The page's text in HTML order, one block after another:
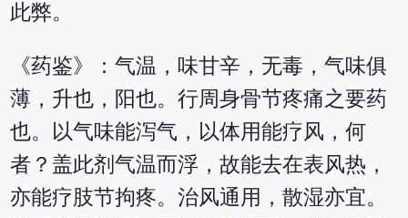
此弊。
《药鉴》：气温，味甘辛，无毒，气味俱
薄，升也，阳也。行周身骨节疼痛之要药
也。以气味能泻气，以体用能疗风，何
者？盖此剂气温而浮，故能去在表风热，
亦能疗肢节拘疼。治风通用，散湿亦宜。